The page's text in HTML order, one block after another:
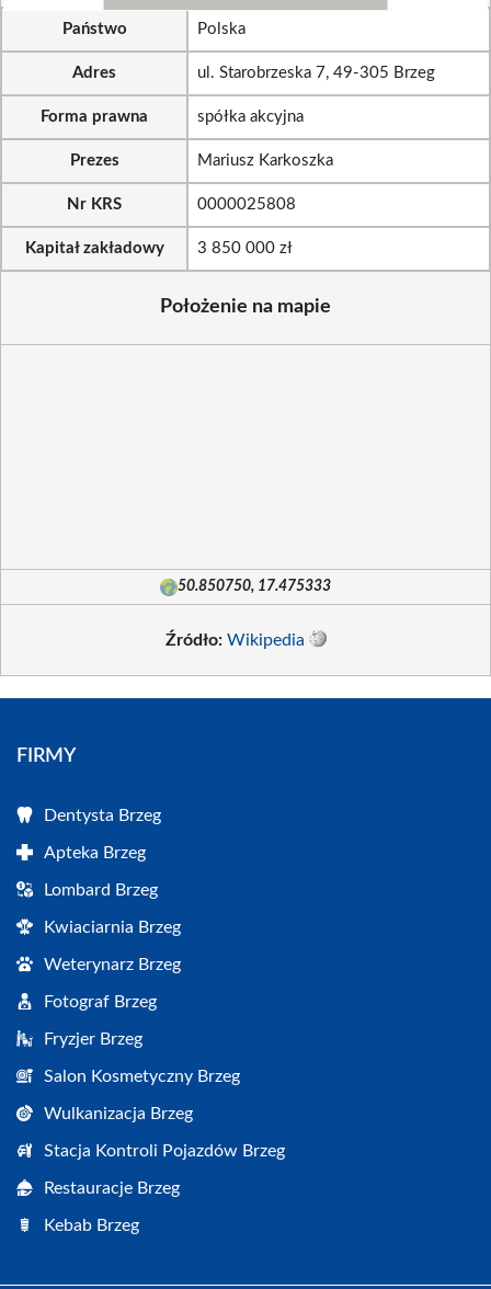
Państwo Polska
Adres ul. Starobrzeska 7, 49-305 Brzeg
Forma prawna spółka akcyjna
Prezes Mariusz Karkoszka
Nr KRS 0000025808
Kapitał zakładowy 3 850 000 zł
Położenie na mapie
50.850750, 17.475333
Źródło: Wikipedia
FIRMY
Dentysta Brzeg
Apteka Brzeg
Lombard Brzeg
Kwiaciarnia Brzeg
Weterynarz Brzeg
Fotograf Brzeg
Fryzjer Brzeg
Salon Kosmetyczny Brzeg
Wulkanizacja Brzeg
Stacja Kontroli Pojazdów Brzeg
Restauracje Brzeg
Kebab Brzeg